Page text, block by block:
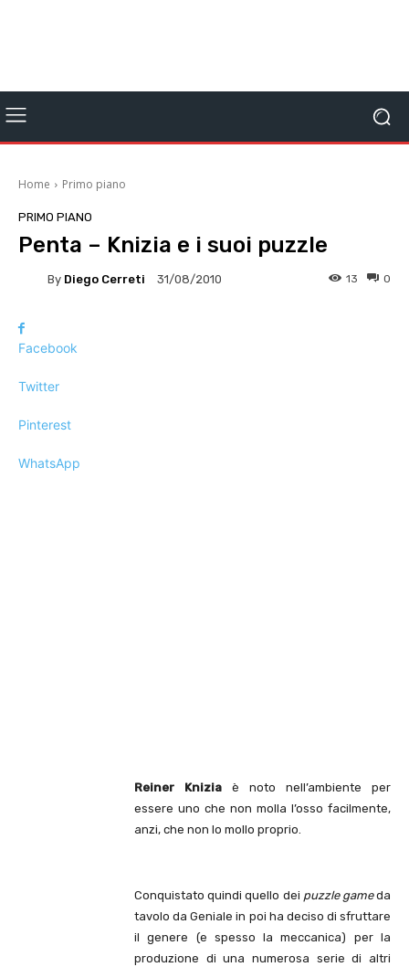
Home Primo piano
PRIMO PIANO
Penta – Knizia e i suoi puzzle
By Diego Cerreti 31/08/2010 0
13
Facebook
Twitter
Pinterest
WhatsApp
Reiner Knizia è noto nell’ambiente per
essere uno che non molla l’osso facilmente,
anzi, che non lo mollo proprio.
Conquistato quindi quello dei puzzle gameda
tavolo da Geniale in poi ha deciso di sfruttare
il genere (e spesso la meccanica) per la
produzione di una numerosa serie di altri